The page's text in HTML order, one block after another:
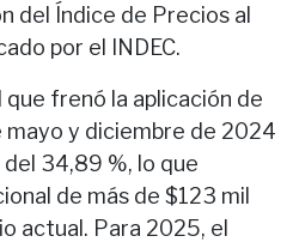
del Índice de Precios al
por el INDEC.
frenó la aplicación de
mayo y diciembre de 2024
del 34,89 %, lo que
de más de $123 mil
actual. Para 2025, el